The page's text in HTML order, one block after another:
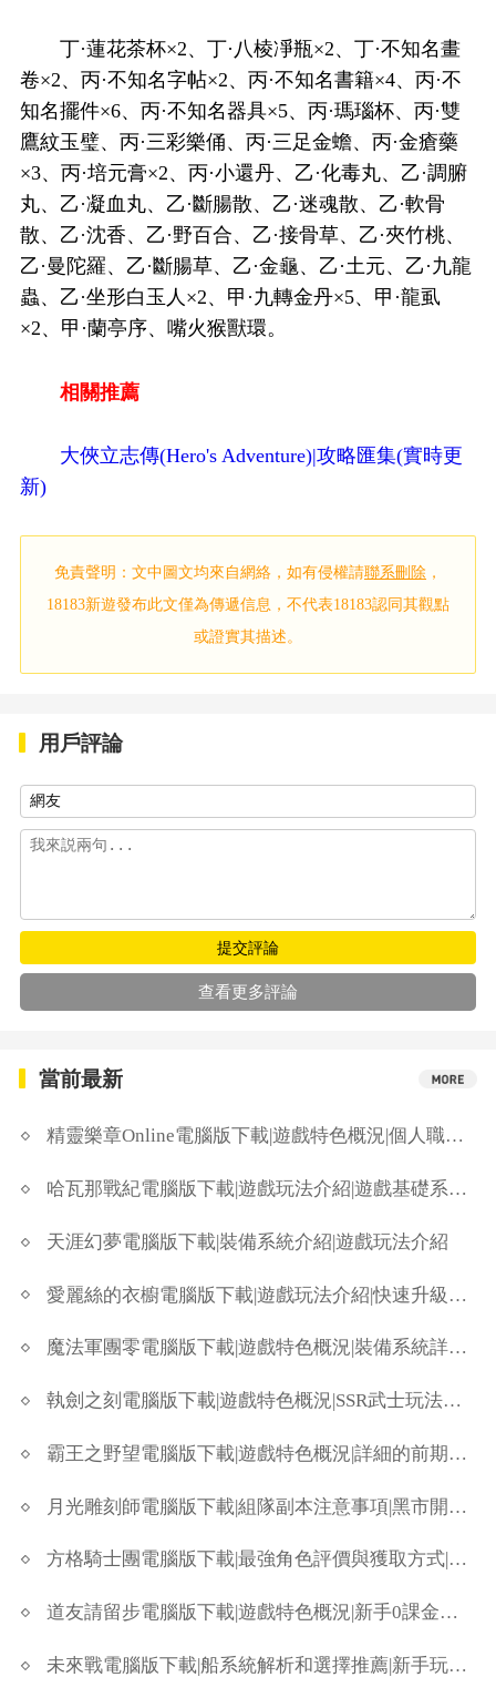
丁·蓮花茶杯×2、丁·八棱凈瓶×2、丁·不知名畫
卷×2、丙·不知名字帖×2、丙·不知名書籍×4、丙·不
知名擺件×6、丙·不知名器具×5、丙·瑪瑙杯、丙·雙
鷹紋玉璧、丙·三彩樂俑、丙·三足金蟾、丙·金瘡藥
×3、丙·培元膏×2、丙·小還丹、乙·化毒丸、乙·調腑
丸、乙·凝血丸、乙·斷腸散、乙·迷魂散、乙·軟骨
散、乙·沈香、乙·野百合、乙·接骨草、乙·夾竹桃、
乙·曼陀羅、乙·斷腸草、乙·金龜、乙·土元、乙·九龍
蟲、乙·坐形白玉人×2、甲·九轉金丹×5、甲·龍虱
×2、甲·蘭亭序、嘴火猴獸環。
相關推薦
大俠立志傳(Hero's Adventure)|攻略匯集(實時更
新)
免責聲明：文中圖文均來自網絡，如有侵權請聯系刪除 ，
18183新遊發布此文僅為傳遞信息，不代表18183認同其觀點
或證實其描述。
用戶評論
提交評論
查看更多評論
當前最新
精靈樂章Online電腦版下載|遊戲特色概況|個人職業排名和常用系統解析
哈瓦那戰紀電腦版下載|遊戲玩法介紹|遊戲基礎系統介紹
天涯幻夢電腦版下載|裝備系統介紹|遊戲玩法介紹
愛麗絲的衣櫥電腦版下載|遊戲玩法介紹|快速升級方法
魔法軍團零電腦版下載|遊戲特色概況|裝備系統詳細攻略
執劍之刻電腦版下載|遊戲特色概況|SSR武士玩法介紹
霸王之野望電腦版下載|遊戲特色概況|詳細的前期發展攻略
月光雕刻師電腦版下載|組隊副本注意事項|黑市開啟與相關注意事項
方格騎士團電腦版下載|最強角色評價與獲取方式|開局要點與資源獲取攻略
道友請留步電腦版下載|遊戲特色概況|新手0課金隊伍推薦
未來戰電腦版下載|船系統解析和選擇推薦|新手玩家PVP思路分享